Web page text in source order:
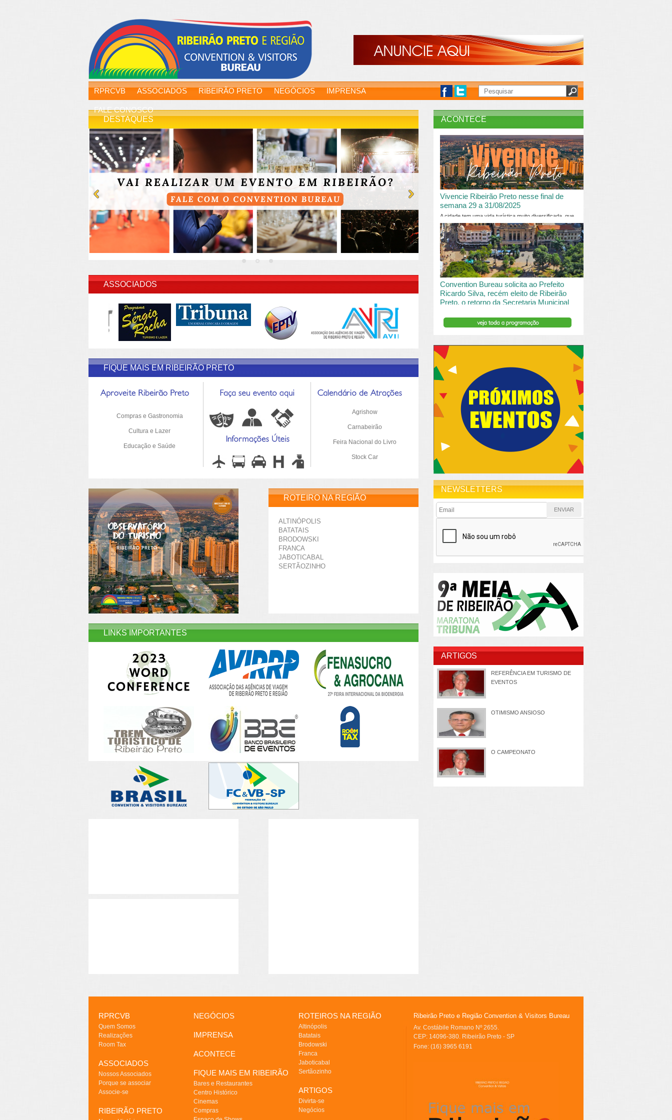
RPRCVB ASSOCIADOS RIBEIRÃO PRETO NEGÓCIOS IMPRENSA
FALE CONOSCO
DESTAQUES
INSERIR DESCRIÇÃO DO POST/PAGINAS
ASSOCIADOS
FIQUE MAIS EM RIBEIRÃO PRETO
Compras e Gastronomia
Cultura e Lazer
Educação e Saúde
Agrishow
Carnabeirão
Feira Nacional do Livro
Stock Car
ROTEIRO NA REGIÃO
ALTINÓPOLIS
BATATAIS
BRODOWSKI
FRANCA
JABOTICABAL
SERTÃOZINHO
LINKS IMPORTANTES
ACONTECE
Vivencie Ribeirão Preto nesse final de
semana 29 a 31/08/2025
A cidade tem uma vida turística muito diversificada, que
vai desde o turismo de saude à contemplação de
passaros....
Convention Bureau solicita ao Prefeito
Ricardo Silva, recém eleito de Ribeirão
Preto, o retorno da Secretaria Municipal
O Ribeirão Preto e Região Convention & Visitors Bureau
NEWSLETTERS
ARTIGOS
REFERÊNCIA EM TURISMO DE
EVENTOS
OTIMISMO ANSIOSO
O CAMPEONATO
RPRCVB
Quem Somos
Realizações
Room Tax
ASSOCIADOS
Nossos Associados
Porque se associar
Associe-se
RIBEIRÃO PRETO
NEGÓCIOS
IMPRENSA
ACONTECE
FIQUE MAIS EM RIBEIRÃO
Bares e Restaurantes
Centro Histórico
Cinemas
Compras
ROTEIROS NA REGIÃO
Altinópolis
Batatais
Brodowski
Franca
Jaboticabal
Sertãozinho
ARTIGOS
Divirta-se
Negócios
Ribeirão Preto e Região Convention & Visitors Bureau
Av. Costábile Romano Nº 2655.
CEP: 14096-380. Ribeirão Preto - SP
Fone: (16) 3965 6191